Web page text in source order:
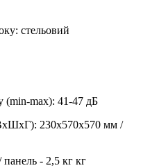
: стельовий
(min-max): 41-47 дБ
: 230х570х570 мм /
панель - 2,5 кг кг